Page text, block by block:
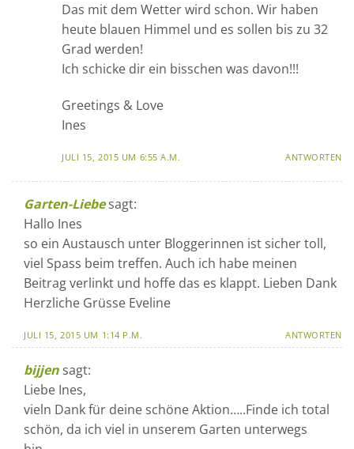
Das mit dem Wetter wird schon. Wir haben
heute blauen Himmel und es sollen bis zu 32
Grad werden!
Ich schicke dir ein bisschen was davon!!!
Greetings & Love
Ines
JULI 15, 2015 UM 6:55 A.M. ANTWORTEN
Garten-Liebe sagt:
Hallo Ines
so ein Austausch unter Bloggerinnen ist sicher toll,
viel Spass beim treffen. Auch ich habe meinen
Beitrag verlinkt und hoffe das es klappt. Lieben Dank
Herzliche Grüsse Eveline
JULI 15, 2015 UM 1:14 P.M. ANTWORTEN
bijjen sagt:
Liebe Ines,
vieln Dank für deine schöne Aktion…..Finde ich total
schön, da ich viel in unserem Garten unterwegs